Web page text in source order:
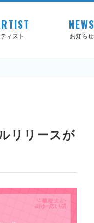
ィスト
NEWS
お知らせ
リリースが